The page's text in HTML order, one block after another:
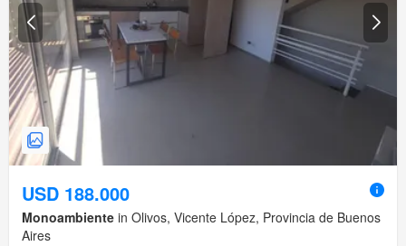
USD 188.000
Monoambiente in Olivos, Vicente López, Provincia de Buenos
Aires